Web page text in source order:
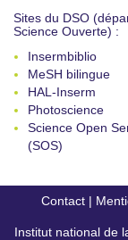
Sites du DSO
Science Ouverte) :
Insermbiblio
MeSH bilingue
HAL-Inserm
Photoscience
Science Open
(SOS)
Contact |
Institut national de